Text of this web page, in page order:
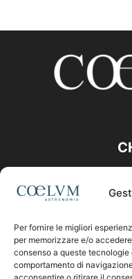
Per fornire le migliori
per memorizzare e/o
consenso a queste
comportamento di
Contattaci: